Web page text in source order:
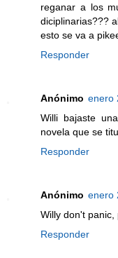
reganar a los
diciplinarias???
esto se va a
Responder
Anónimo enero
Willi bajaste
novela que se
Responder
Anónimo enero
Willy don't panic,
Responder